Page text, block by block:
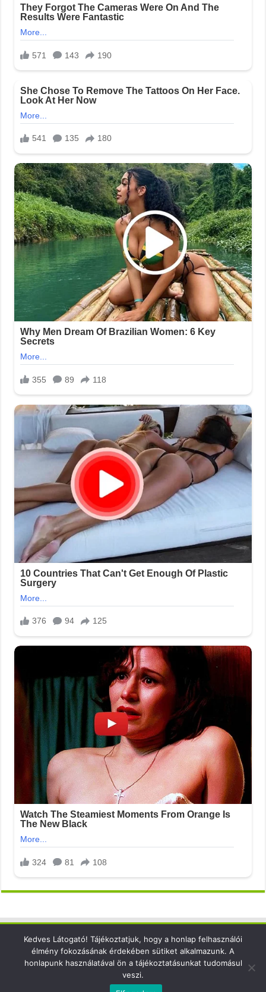
Elérhetőség
Kedves Látogató! Tájékoztatjuk, hogy a honlap felhasználói
élmény fokozásának érdekében sütiket alkalmazunk. A
honlapunk használatával ön a tájékoztatásunkat tudomásul
veszi.